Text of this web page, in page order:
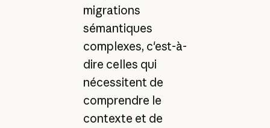
migrations
sémantiques
complexes, c'est-à-
dire celles qui
nécessitent de
comprendre le
contexte et de